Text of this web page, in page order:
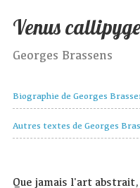
Venus callipyge
Georges Brassens
Biographie de Georges
Autres textes de Georges
Que jamais l'art